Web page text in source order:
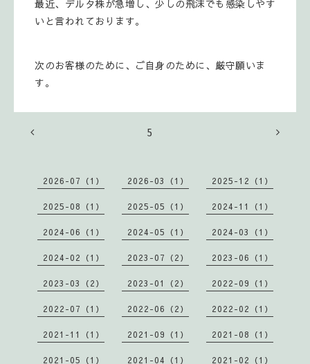
最近、デルタ株が急増し、少しの飛沫でも感染しやす
いと言われております。
次のお客様のために、ご自身のために、厳守願いま
す。
5
2026-07（1） 2026-03（1） 2025-12（1）
2025-08（1） 2025-05（1） 2024-11（1）
2024-06（1） 2024-05（1） 2024-03（1）
2024-02（1） 2023-07（2） 2023-06（1）
2023-03（2） 2023-01（2） 2022-09（1）
2022-07（1） 2022-06（2） 2022-02（1）
2021-11（1） 2021-09（1） 2021-08（1）
2021-05（1） 2021-04（1） 2021-02（1）